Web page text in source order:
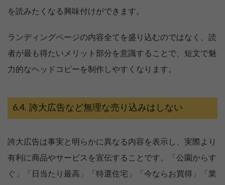
を読みたくなる興味付けができます。
ランディングページの内容全てを盛り込むのではなく、読
者が最も得たいメリット部分を意識することで、短文で魅
力的なヘッドコピーを制作しやすくなります。
誇大広告など無理な売り込みはしない
誇大広告は事実と明らかに異なる内容を表示し、実際より
有利に商品やサービスを宣伝することです。「公園からす
ぐ」「日当たり最高」「特選住宅」「今ならお買得」「業